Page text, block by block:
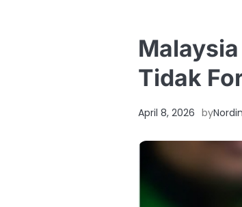
Tidak
April 8, 2026 by